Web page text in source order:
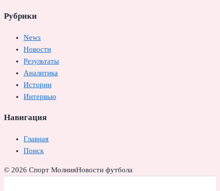
Рубрики
News
Новости
Результаты
Аналитика
Истории
Интервью
Навигация
Главная
Поиск
© 2026 Спорт МолнияНовости футбола